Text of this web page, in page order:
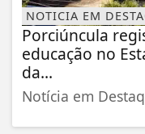
NOTICIA EM
Porciúncula
educação no
da...
Notícia em